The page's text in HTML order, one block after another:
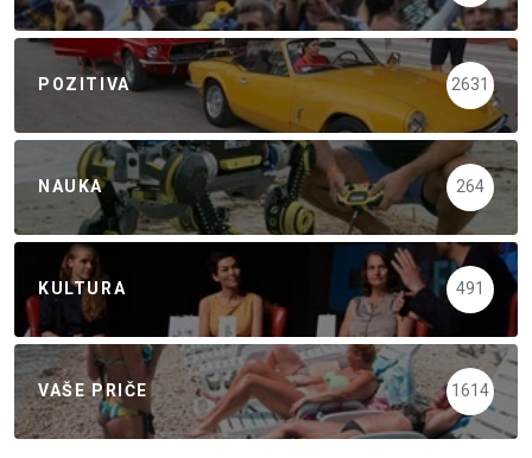
POZITIVA 2631
NAUKA 264
KULTURA 491
VAŠE PRIČE 1614